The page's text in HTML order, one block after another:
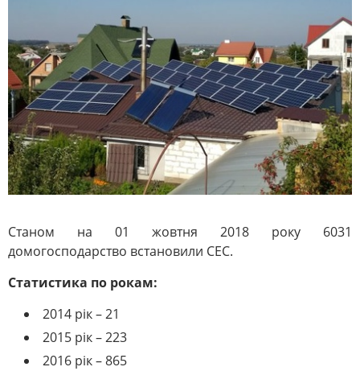
Станом на 01 жовтня 2018 року 6031
домогосподарство встановили СЕС.
Статистика по рокам:
2014 рік – 21
2015 рік – 223
2016 рік – 865